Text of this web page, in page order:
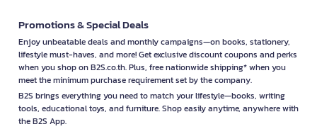
Promotions & Special Deals
Enjoy unbeatable deals and monthly campaigns—on books, stationery,
lifestyle must-haves, and more! Get exclusive discount coupons and perks
when you shop on B2S.co.th. Plus, free nationwide shipping* when you
meet the minimum purchase requirement set by the company.
B2S brings everything you need to match your lifestyle—books, writing
tools, educational toys, and furniture. Shop easily anytime, anywhere with
the B2S App.